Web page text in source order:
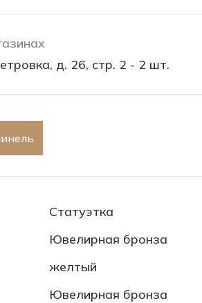
д. 26, стр. 2 - 2 шт.
Статуэтка
Ювелирная бронза
желтый
Ювелирная бронза